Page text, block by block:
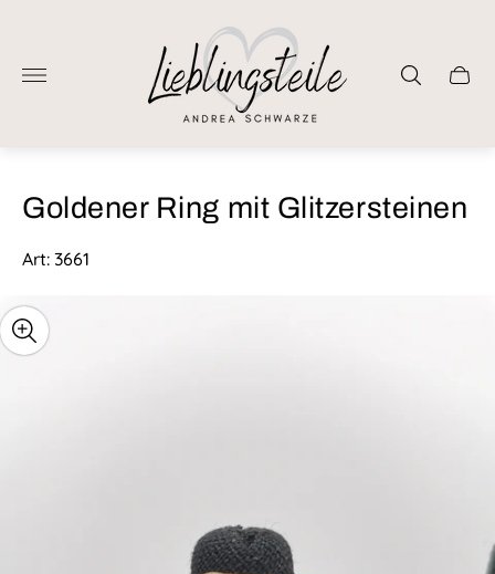
Laden-
Logo"
Goldener Ring mit Glitzersteinen
Art: 3661